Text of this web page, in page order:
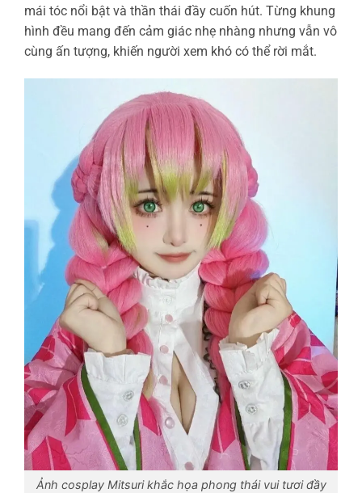
mái tóc nổi bật và thần thái đầy cuốn hút. Từng khung
hình đều mang đến cảm giác nhẹ nhàng nhưng vẫn vô
cùng ấn tượng, khiến người xem khó có thể rời mắt.
Ảnh cosplay Mitsuri khắc họa phong thái vui tươi đầy